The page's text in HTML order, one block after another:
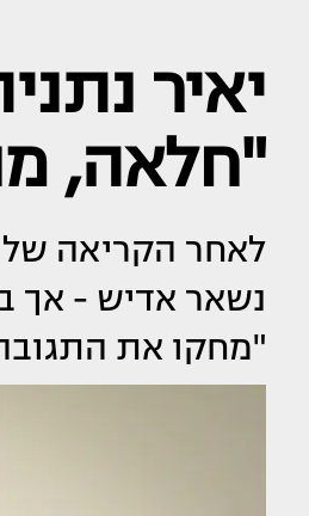
"חלאה,
לאחר הקריאה של
"מחקו את התגובה